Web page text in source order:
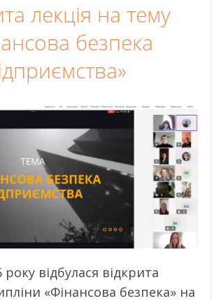
лекція на тему
безпека
року відбулася відкрита
«Фінансова безпека» на